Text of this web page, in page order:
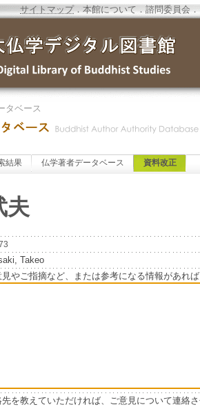
サイトマップ．本館について ．諮問委員会 ．
タベース
結果 仏学著者データベース 資料改正
夫
Takeo
見やご指摘など、または参考になる情報があれ
先を教えていただければ、ご意見について連絡